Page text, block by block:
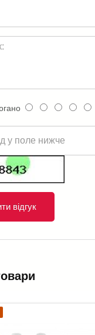
відгук